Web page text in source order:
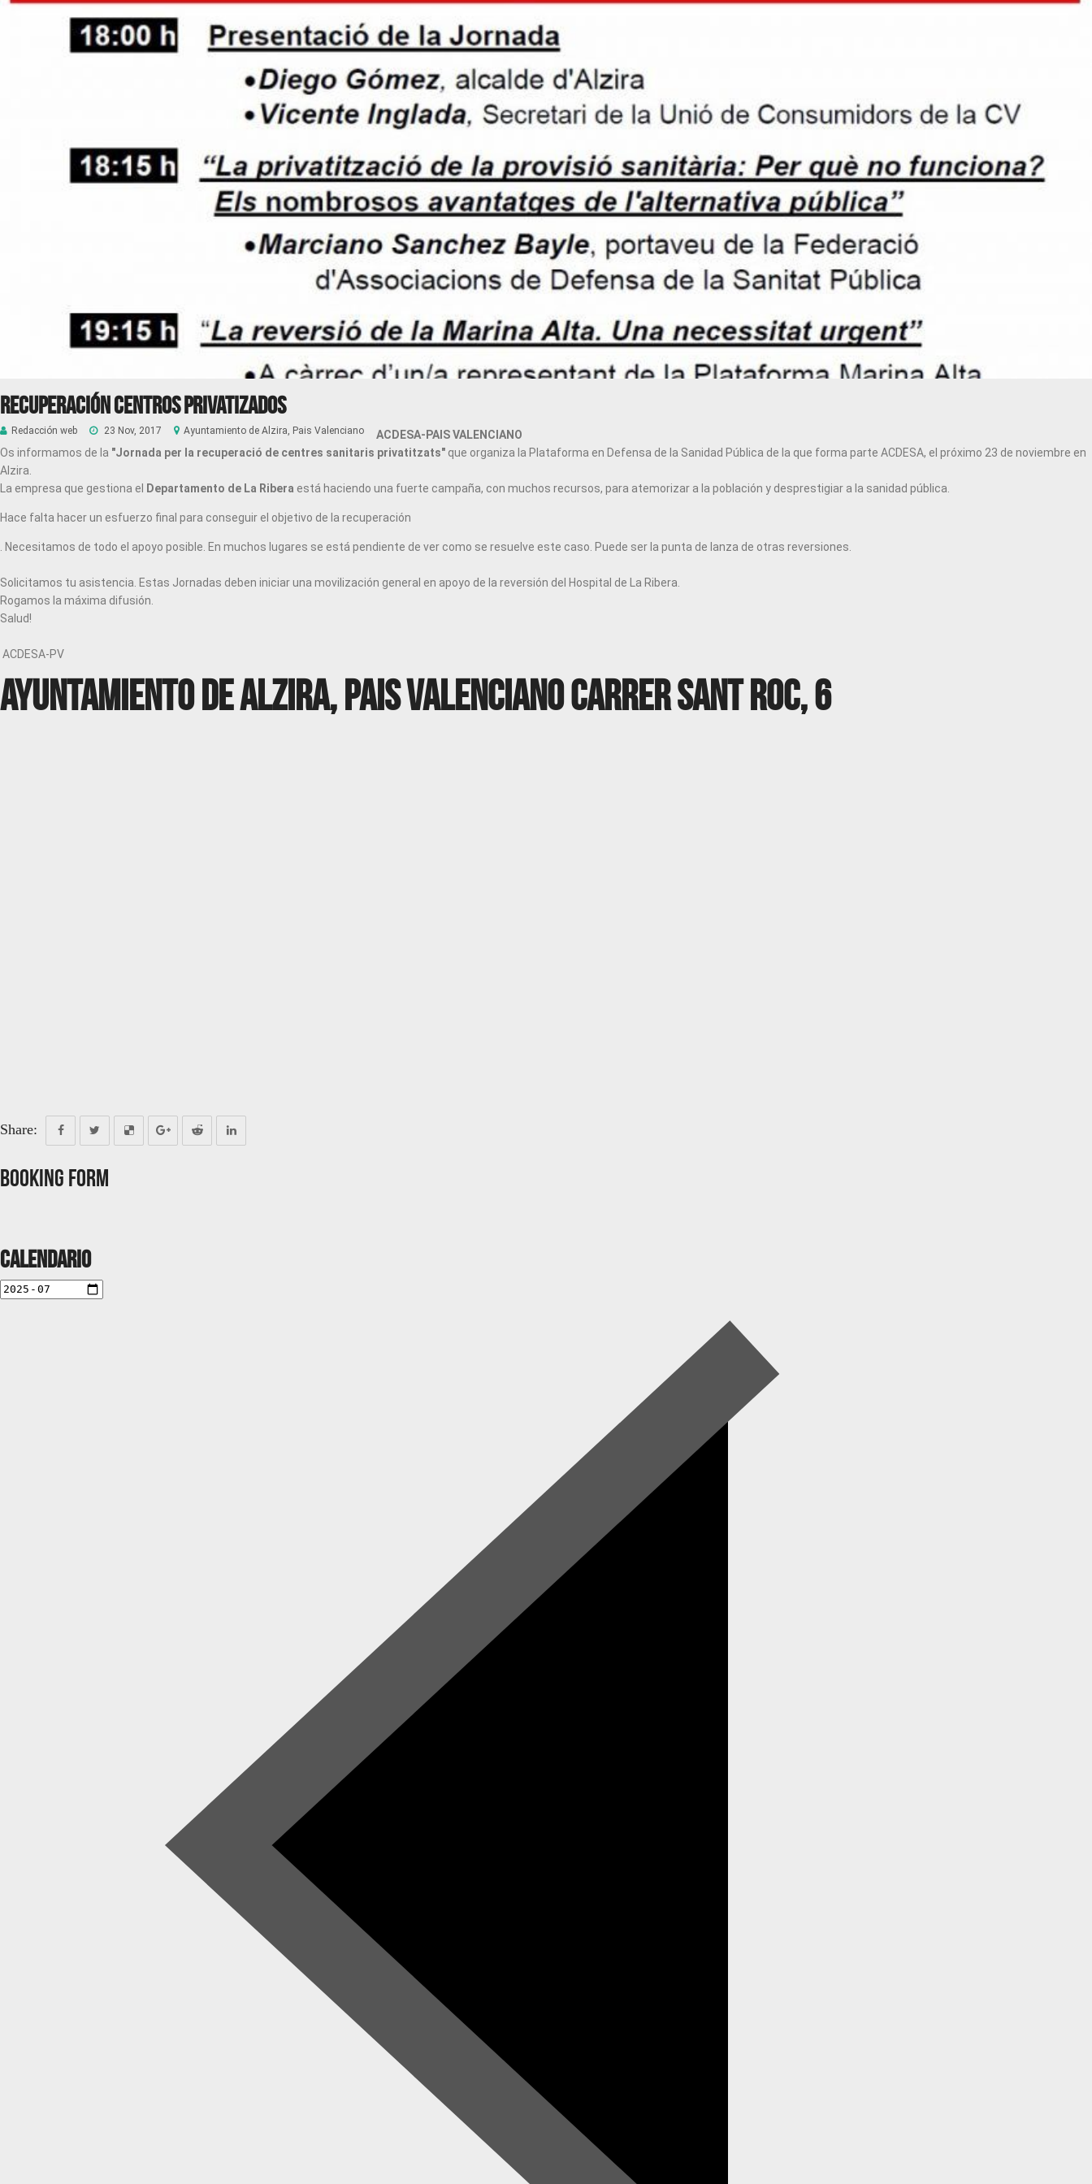
Recuperación Centros Privatizados
Redacción web 23 Nov, 2017 Ayuntamiento de Alzira, Pais Valenciano
ACDESA-PAIS VALENCIANO
Os informamos de la "Jornada per la recuperació de centres sanitaris privatitzats" que organiza la Plataforma en Defensa de la Sanidad Pública de la que forma parte ACDESA, el próximo 23 de noviembre en
Alzira.
La empresa que gestiona el Departamento de La Ribera está haciendo una fuerte campaña, con muchos recursos, para atemorizar a la población y desprestigiar a la sanidad pública.
Hace falta hacer un esfuerzo final para conseguir el objetivo de la recuperación
​. Necesitamos de todo el apoyo posible. En muchos lugares se está pendiente de ver como se resuelve este caso. Puede ser la punta de lanza de otras reversiones.
Solicitamos tu asistencia. Estas Jornadas deben iniciar una movilización general en apoyo de la reversión del Hospital de La Ribera.
Rogamos la máxima difusión.
Salud!​
ACDESA-PV
Ayuntamiento de Alzira, Pais Valenciano Carrer Sant Roc, 6
Share:
Booking Form
Calendario